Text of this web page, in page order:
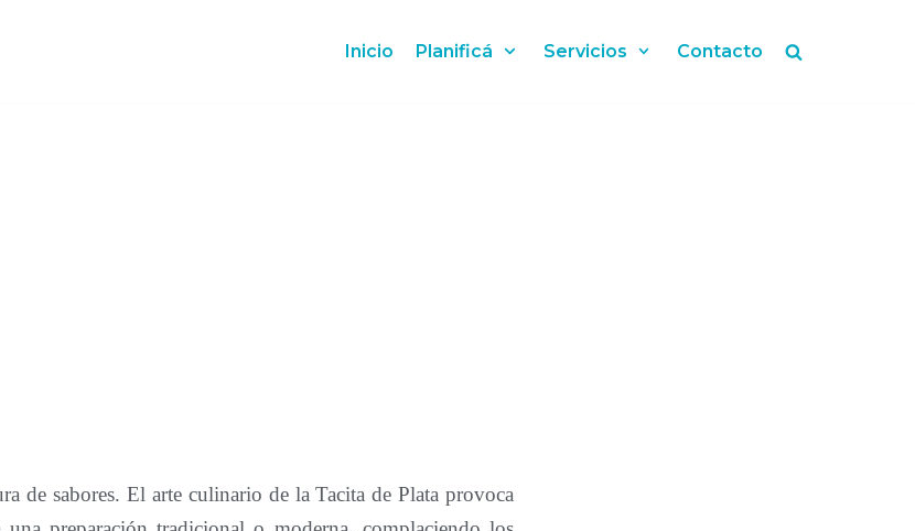
Inicio Planificá Servicios Contacto
de sabores. El arte culinario de la Tacita de Plata provoca